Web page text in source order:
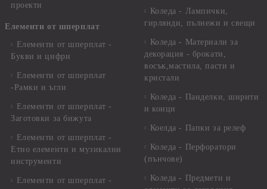
проекти
Елементи от шперплат
Елементи от шперплат -
Букви и цифри
Елементи от шперплат
-Рамки и ъгли
Елементи от шперплат -
Заготовки за бижута
Елементи от шперплат -
Етно елементи и музикални
инструменти
Елементи от шперплат -
Коледа - Лампички,
гирлянди, пълнежи и свещи
Коледа - Материали за
декорация - брокати,
восък,мастила, пасти и
кристали
Коледа - Панделки, ширити
и конци
Коелда - Папки за релеф
Коледа - Перфоратори
(пънчове)
Коледа - Предмети и